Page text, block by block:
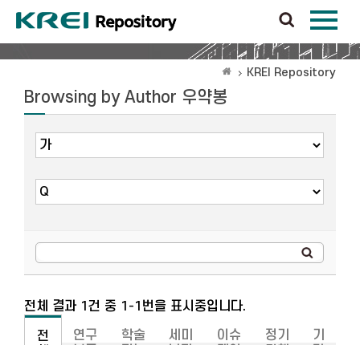
KREI Repository
Browsing by Author 우약봉
전체 결과 1건 중 1-1번을 표시중입니다.
전
연구
학술
세미
이슈
정기
기